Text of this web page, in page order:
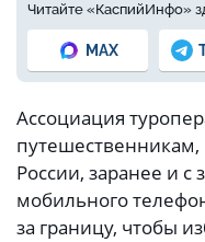
Читайте «КаспийИнфо»
MAX
Ассоциация
России, заранее и с
мобильного
за границу, чтобы